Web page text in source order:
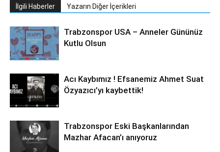
İlgili Haberler Yazarın Diğer İçerikleri
Trabzonspor USA – Anneler Gününüz
Kutlu Olsun
Acı Kaybımız ! Efsanemiz Ahmet Suat
Özyazıcı’yı kaybettik!
Trabzonspor Eski Başkanlarından
Mazhar Afacan’ı anıyoruz